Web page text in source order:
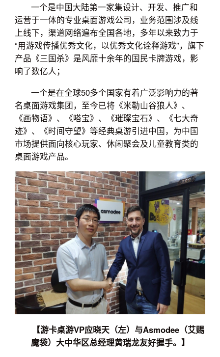
一个是中国大陆第一家集设计、开发、推广和
运营于一体的专业桌面游戏公司，业务范围涉及线
上线下，渠道网络遍布全国各地，多年以来致力于
“用游戏传播优秀文化，以优秀文化诠释游戏”，旗下
产品《三国杀》是风靡十余年的国民卡牌游戏，影
响了数亿人；
一个是在全球50多个国家有着广泛影响力的著
名桌面游戏集团，至今已将《米勒山谷狼人》、
《画物语》、《嗒宝》、《璀璨宝石》、《七大奇
迹》、《时间守望》等经典桌游引进中国，为中国
市场提供面向核心玩家、休闲聚会及儿童教育类的
桌面游戏产品。
【游卡桌游VP应晓天（左）与Asmodee（艾赐
魔袋）大中华区总经理黄瑞龙友好握手。】